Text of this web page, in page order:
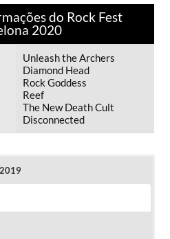
do Rock Fest
2020
Unleash the Archers
Diamond Head
Rock Goddess
Reef
The New Death Cult
Disconnected